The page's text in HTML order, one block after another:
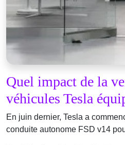
Quel impact de la
véhicules Tesla
En juin dernier, Tesla a
conduite autonome FSD v14